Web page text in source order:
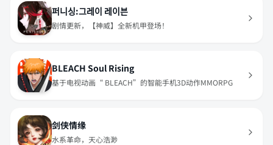
퍼니싱:그레이 레이븐
剧情更新，【神威】全新机甲登场！
BLEACH Soul Rising
基于电视动画“ BLEACH”的智能手机3D动作MMORPG
剑侠情缘
水系革命，天心浩渺